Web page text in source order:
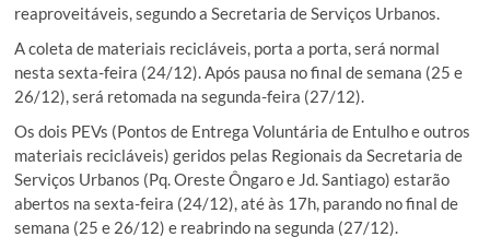
reaproveitáveis, segundo a Secretaria de Serviços Urbanos.
A coleta de materiais recicláveis, porta a porta, será normal
nesta sexta-feira (24/12). Após pausa no final de semana (25 e
26/12), será retomada na segunda-feira (27/12).
Os dois PEVs (Pontos de Entrega Voluntária de Entulho e outros
materiais recicláveis) geridos pelas Regionais da Secretaria de
Serviços Urbanos (Pq. Oreste Ôngaro e Jd. Santiago) estarão
abertos na sexta-feira (24/12), até às 17h, parando no final de
semana (25 e 26/12) e reabrindo na segunda (27/12).